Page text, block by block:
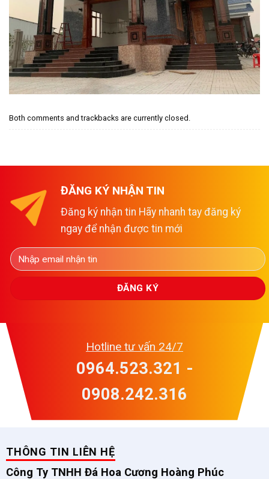
Both comments and trackbacks are currently closed.
ĐĂNG KÝ NHẬN TIN
Đăng ký nhận tin Hãy nhanh tay đăng ký
ngay để nhận được tin mới
Hotline tư vấn 24/7
0964.523.321 -
0908.242.316
THÔNG TIN LIÊN HỆ
Công Ty TNHH Đá Hoa Cương Hoàng Phúc